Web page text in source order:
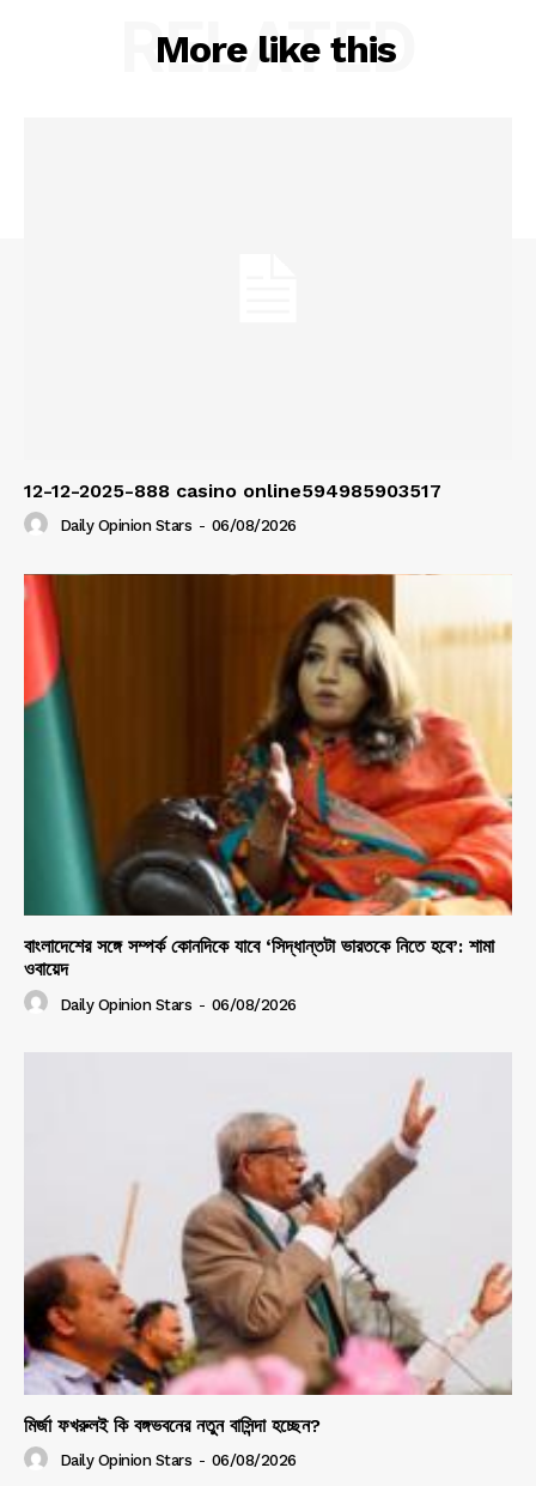
More like this
RELATED
12-12-2025-888 casino online594985903517
Daily Opinion Stars - 06/08/2026
বাংলাদেশের সঙ্গে সম্পর্ক কোনদিকে যাবে ‘সিদ্ধান্তটা ভারতকে নিতে হবে’: শামা
ওবায়েদ
Daily Opinion Stars - 06/08/2026
মির্জা ফখরুলই কি বঙ্গভবনের নতুন বাসিন্দা হচ্ছেন?
Daily Opinion Stars - 06/08/2026